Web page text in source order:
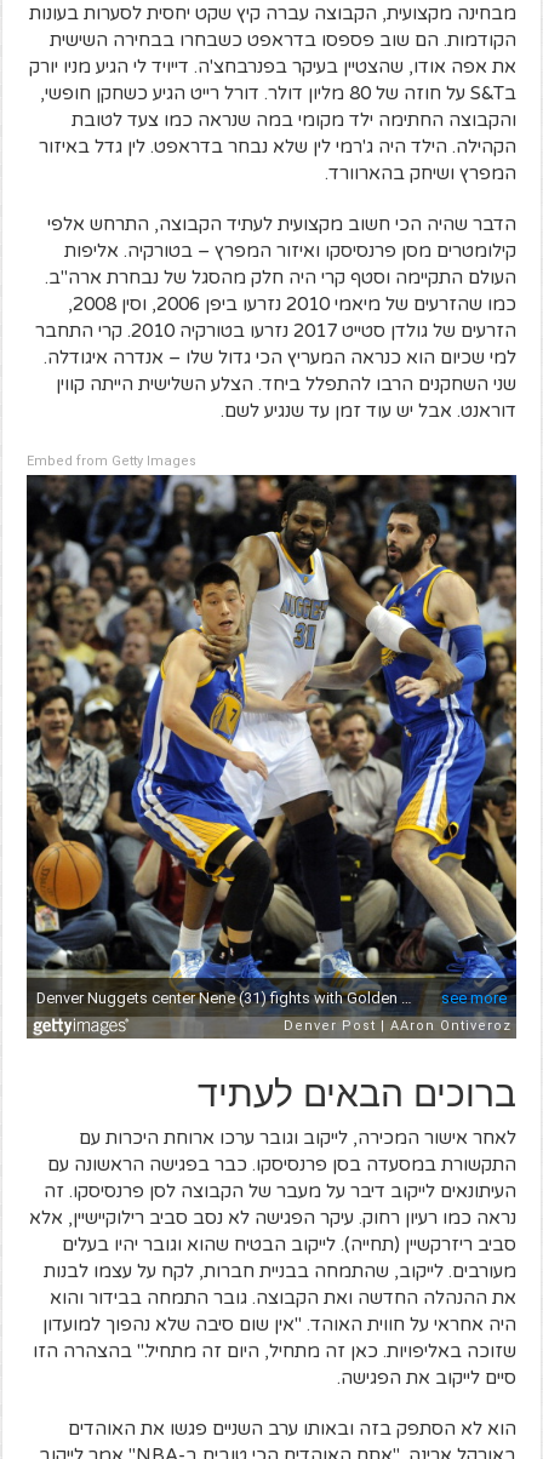
מבחינה מקצועית, הקבוצה עברה קיץ שקט יחסית לסערות בעונות
הקודמות. הם שוב פספסו בדראפט כשבחרו בבחירה השישית
את אפה אודו, שהצטיין בעיקר בפנרבחצ'ה. דייויד לי הגיע מניו יורק
בS&T על חוזה של 80 מליון דולר. דורל רייט הגיע כשחקן חופשי,
והקבוצה החתימה ילד מקומי במה שנראה כמו צעד לטובת
הקהילה. הילד היה ג'רמי לין שלא נבחר בדראפט. לין גדל באיזור
המפרץ ושיחק בהארוורד.
הדבר שהיה הכי חשוב מקצועית לעתיד הקבוצה, התרחש אלפי
קילומטרים מסן פרנסיסקו ואיזור המפרץ – בטורקיה. אליפות
העולם התקיימה וסטף קרי היה חלק מהסגל של נבחרת ארה"ב.
כמו שהזרעים של מיאמי 2010 נזרעו ביפן 2006, וסין 2008,
הזרעים של גולדן סטייט 2017 נזרעו בטורקיה 2010. קרי התחבר
למי שכיום הוא כנראה המעריץ הכי גדול שלו – אנדרה איגודלה.
שני השחקנים הרבו להתפלל ביחד. הצלע השלישית הייתה קווין
דוראנט. אבל יש עוד זמן עד שנגיע לשם.
Embed from Getty Images
ברוכים הבאים לעתיד
לאחר אישור המכירה, לייקוב וגובר ערכו ארוחת היכרות עם
התקשורת במסעדה בסן פרנסיסקו. כבר בפגישה הראשונה עם
העיתונאים לייקוב דיבר על מעבר של הקבוצה לסן פרנסיסקו. זה
נראה כמו רעיון רחוק. עיקר הפגישה לא נסב סביב רילוקיישיין, אלא
סביב ריזרקשיין (תחייה). לייקוב הבטיח שהוא וגובר יהיו בעלים
מעורבים. לייקוב, שהתמחה בבניית חברות, לקח על עצמו לבנות
את ההנהלה החדשה ואת הקבוצה. גובר התמחה בבידור והוא
היה אחראי על חווית האוהד. "אין שום סיבה שלא נהפוך למועדון
שזוכה באליפויות. כאן זה מתחיל, היום זה מתחיל." בהצהרה הזו
סיים לייקוב את הפגישה.
הוא לא הסתפק בזה ובאותו ערב השניים פגשו את האוהדים